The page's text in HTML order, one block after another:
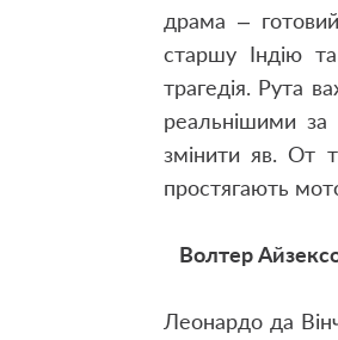
драма –
старшу Індію
трагедія. Рута
реальнішими за
змінити яв. От
простягають
Волтер
Леонардо да